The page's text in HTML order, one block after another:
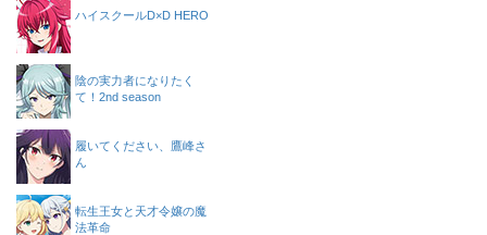
ハイスクールD×D HERO
陰の実力者になりたく
て！2nd season
履いてください、鷹峰さ
ん
転生王女と天才令嬢の魔
法革命